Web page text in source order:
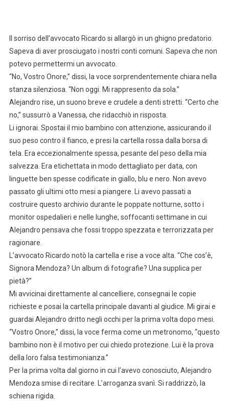
Il sorriso dell’avvocato Ricardo si allargò in un ghigno predatorio.
Sapeva di aver prosciugato i nostri conti comuni. Sapeva che non
potevo permettermi un avvocato.
“No, Vostro Onore,” dissi, la voce sorprendentemente chiara nella
stanza silenziosa. “Non oggi. Mi rappresento da sola.”
Alejandro rise, un suono breve e crudele a denti stretti. “Certo che
no,” sussurrò a Vanessa, che ridacchiò in risposta.
Li ignorai. Spostai il mio bambino con attenzione, assicurando il
suo peso contro il fianco, e presi la cartella rossa dalla borsa di
tela. Era eccezionalmente spessa, pesante del peso della mia
salvezza. Era etichettata in modo dettagliato per data, con
linguette ben spesse codificate in giallo, blu e nero. Non avevo
passato gli ultimi otto mesi a piangere. Li avevo passati a
costruire questo archivio durante le poppate notturne, sotto i
monitor ospedalieri e nelle lunghe, soffocanti settimane in cui
Alejandro pensava che fossi troppo spezzata e terrorizzata per
ragionare.
L’avvocato Ricardo notò la cartella e rise a voce alta. “Che cos’è,
Signora Mendoza? Un album di fotografie? Una supplica per
pietà?”
Mi avvicinai direttamente al cancelliere, consegnai le copie
richieste e posai la cartella principale davanti al giudice. Mi girai e
guardai Alejandro dritto negli occhi per la prima volta dopo mesi.
“Vostro Onore,” dissi, la voce ferma come un metronomo, “questo
bambino non è il motivo per cui chiedo protezione. Lui è la prova
della loro falsa testimonianza.”
Per la prima volta dal giorno in cui l’avevo conosciuto, Alejandro
Mendoza smise di recitare. L’arroganza svanì. Si raddrizzò, la
schiena rigida.